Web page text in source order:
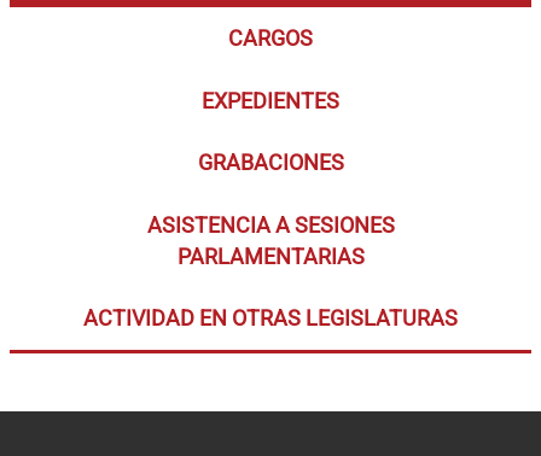
CARGOS
EXPEDIENTES
GRABACIONES
ASISTENCIA A SESIONES
PARLAMENTARIAS
ACTIVIDAD EN OTRAS LEGISLATURAS